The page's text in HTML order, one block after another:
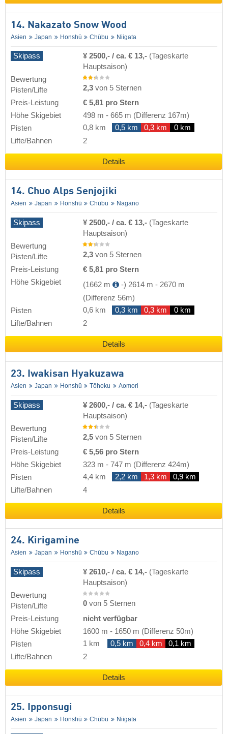
14. Nakazato Snow Wood
Asien Japan Honshū Chūbu Niigata
Skipass ¥ 2500,- / ca. € 13,- (Tageskarte
Hauptsaison)
Bewertung
Pisten/Lifte
2,3 von 5 Sternen
Preis-Leistung
€ 5,81 pro Stern
Höhe Skigebiet
498 m - 665 m (Differenz 167m)
Pisten
0,8 km 0,5 km 0,3 km
0 km
Lifte/Bahnen
2
Details
14. Chuo Alps Senjojiki
Asien Japan Honshū Chūbu Nagano
Skipass ¥ 2500,- / ca. € 13,- (Tageskarte
Hauptsaison)
Bewertung
Pisten/Lifte
2,3 von 5 Sternen
Preis-Leistung
€ 5,81 pro Stern
Höhe Skigebiet
(1662 m -) 2614 m - 2670 m
(Differenz 56m)
Pisten
0,6 km 0,3 km 0,3 km
0 km
Lifte/Bahnen
2
Details
23. Iwakisan Hyakuzawa
Asien Japan Honshū Tōhoku Aomori
Skipass ¥ 2600,- / ca. € 14,- (Tageskarte
Hauptsaison)
Bewertung
Pisten/Lifte
2,5 von 5 Sternen
Preis-Leistung
€ 5,56 pro Stern
Höhe Skigebiet
323 m - 747 m (Differenz 424m)
Pisten
4,4 km 2,2 km 1,3 km
0,9 km
Lifte/Bahnen
4
Details
24. Kirigamine
Asien Japan Honshū Chūbu Nagano
Skipass ¥ 2610,- / ca. € 14,- (Tageskarte
Hauptsaison)
Bewertung
Pisten/Lifte
0 von 5 Sternen
Preis-Leistung
nicht verfügbar
Höhe Skigebiet
1600 m - 1650 m (Differenz 50m)
Pisten
1 km 0,5 km 0,4 km
0,1 km
Lifte/Bahnen
2
Details
25. Ipponsugi
Asien Japan Honshū Chūbu Niigata